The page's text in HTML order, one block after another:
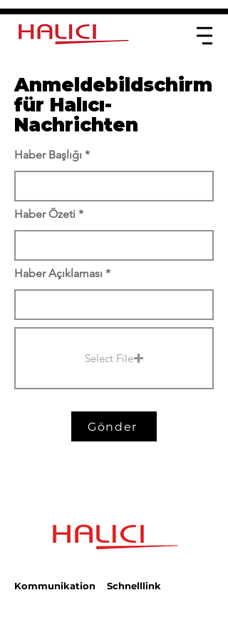
Anmeldebildschirm
für Halıcı-
Nachrichten
Haber Başlığı
Haber Özeti
Haber Açıklaması
Select File
Gönder
Kommunikation Schnelllink